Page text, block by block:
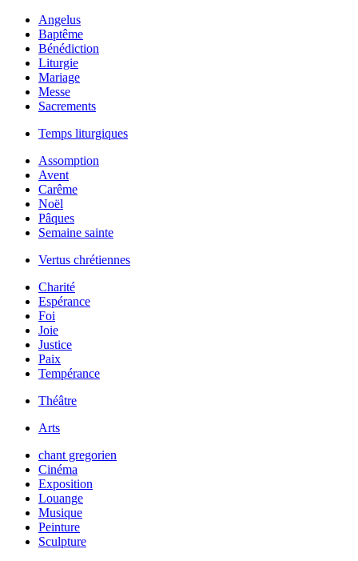
Angelus
Baptême
Bénédiction
Liturgie
Mariage
Messe
Sacrements
Temps liturgiques
Assomption
Avent
Carême
Noël
Pâques
Semaine sainte
Vertus chrétiennes
Charité
Espérance
Foi
Joie
Justice
Paix
Tempérance
Théâtre
Arts
chant gregorien
Cinéma
Exposition
Louange
Musique
Peinture
Sculpture